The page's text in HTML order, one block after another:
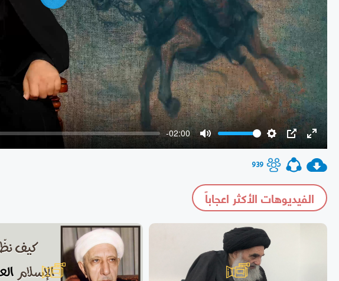
-02:00
SettingsPIP
Enter
Play
939
الفيديوهات الأكثر اعجاباً